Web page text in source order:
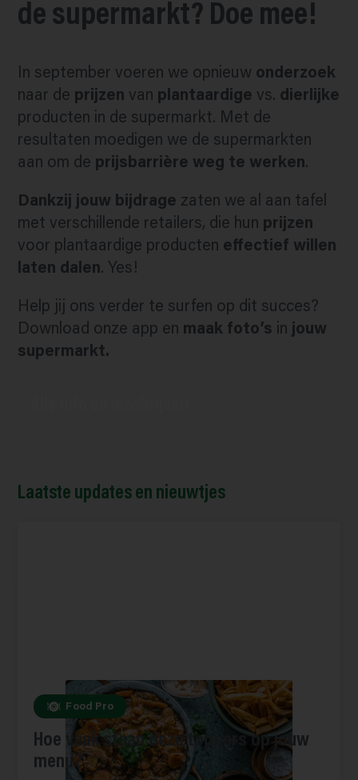
de supermarkt? Doe mee!
In september voeren we opnieuw onderzoek
naar de prijzen van plantaardige vs. dierlijke
producten in de supermarkt. Met de
resultaten moedigen we de supermarkten
aan om de prijsbarrière weg te werken.
Dankzij jouw bijdrage zaten we al aan tafel
met verschillende retailers, die hun prijzen
voor plantaardige producten effectief willen
laten dalen. Yes!
Help jij ons verder te surfen op dit succes?
Download onze app en maak foto’s in jouw
supermarkt.
Laatste updates en nieuwtjes
Food Pro
Hoe vaak staan deze toppers op jouw
menu?